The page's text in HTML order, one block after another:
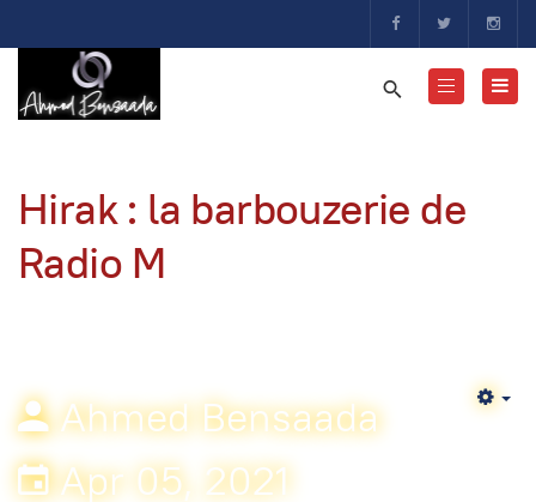
Hirak : la barbouzerie de
Radio M
Ahmed Bensaada
Apr 05, 2021